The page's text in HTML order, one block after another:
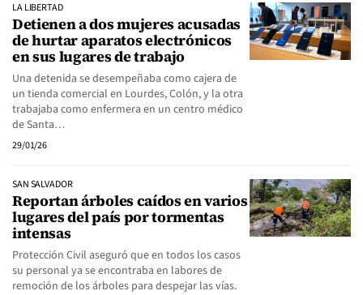
LA LIBERTAD
Detienen a dos mujeres acusadas
de hurtar aparatos electrónicos
en sus lugares de trabajo
Una detenida se desempeñaba como cajera de
un tienda comercial en Lourdes, Colón, y la otra
trabajaba como enfermera en un centro médico
de Santa…
29/01/26
SAN SALVADOR
Reportan árboles caídos en varios
lugares del país por tormentas
intensas
Protección Civil aseguró que en todos los casos
su personal ya se encontraba en labores de
remoción de los árboles para despejar las vías.